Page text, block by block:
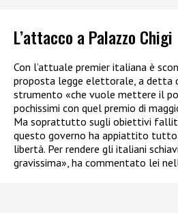
L’attacco a Palazzo Chigi
Con l’attuale premier italiana è
proposta legge elettorale, a detta
strumento «che vuole mettere il
pochissimi con quel premio di
Ma soprattutto sugli obiettivi falliti
questo governo ha appiattito
libertà. Per rendere gli italiani
gravissima», ha commentato lei